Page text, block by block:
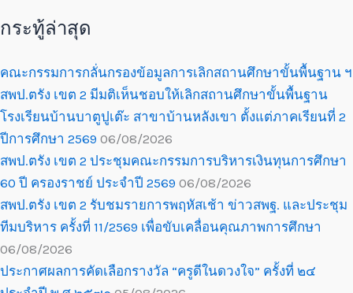
กระทู้ล่าสุด
คณะกรรมการกลั่นกรองข้อมูลการเลิกสถานศึกษาขั้นพื้นฐาน ฯ
สพป.ตรัง เขต 2 มีมติเห็นชอบให้เลิกสถานศึกษาขั้นพื้นฐาน
โรงเรียนบ้านบาตูปูเต๊ะ สาขาบ้านหลังเขา ตั้งแต่ภาคเรียนที่ 2
ปีการศึกษา 2569 06/08/2026
สพป.ตรัง เขต 2 ประชุมคณะกรรมการบริหารเงินทุนการศึกษา
60 ปี ครองราชย์ ประจำปี 2569 06/08/2026
สพป.ตรัง เขต 2 รับชมรายการพฤหัสเช้า ข่าวสพฐ. และประชุม
ทีมบริหาร ครั้งที่ 11/2569 เพื่อขับเคลื่อนคุณภาพการศึกษา
06/08/2026
ประกาศผลการคัดเลือกรางวัล “ครูดีในดวงใจ” ครั้งที่ ๒๔